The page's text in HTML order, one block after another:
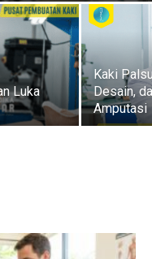
Luka
Kaki
Desain,
Amputasi